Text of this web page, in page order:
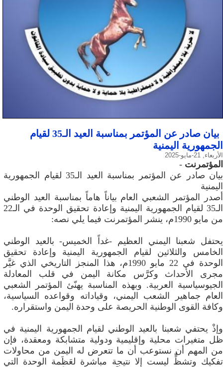
بيان صادر عن المؤتمر بمناسبة العيد الـ35 لقيام
الجمهورية اليمنية
الأربعاء, 21-مايو-2025
المؤتمرنت -
بيان صادر عن المؤتمر بمناسبة العيد الـ35 لقيام الجمهورية
اليمنية
أصدر المؤتمر الشعبي العام بياناً هاماً بمناسبة العيد الوطني
الـ35 لقيام الجمهورية اليمنية وإعادة تحقيق الوحدة في الـ22
من مايو 1990م، ينشر المؤتمرنت فيما يلي نصه:
يحتفل شعبنا اليمني العظيم -غداً الخميس- بالعيد الوطني
الخامس والثلاثين لقيام الجمهورية اليمنية وإعادة تحقيق
الوحدة في 22 مايو 1990م، هذا المنجز التاريخي الذي غيَّر
مجرى الأحداث وكرَّس مكانة اليمن في قلب المعادلة
الجيوسياسية العربية. وبهذه المناسبة يهنّئ المؤتمر الشعبي
العام جماهير الشعب اليمني، وقياداته وقواعده السياسية،
وكافة القوى الوطنية الحريصة على وحدة اليمن واستقراره.
وإذْ يحتفي شعبنا بالعيد الوطني لقيام الجمهورية اليمنية في
ظل متغيرات محلية وإقليمية ودولية متشابكة ومعقدة، فإن
من المهم أن نستوعب أن ما تتعرض له اليمن من محاولات
تفكيك وتشظٍّ ليست إلا نتيجة مباشرة لعَظَمة الوحدة التي